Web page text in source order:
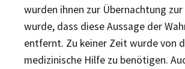
wurden ihnen zur Übernachtung
wurde, dass diese Aussage der
entfernt. Zu keiner Zeit wurde von
medizinische Hilfe zu benötigen.